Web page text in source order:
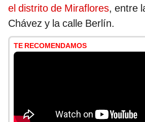
el distrito de Miraflores, entre
Chávez y la calle Berlín.
TE RECOMENDAMOS